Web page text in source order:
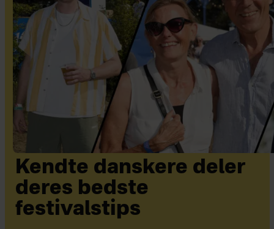
Kendte danskere deler
deres bedste
festivalstips